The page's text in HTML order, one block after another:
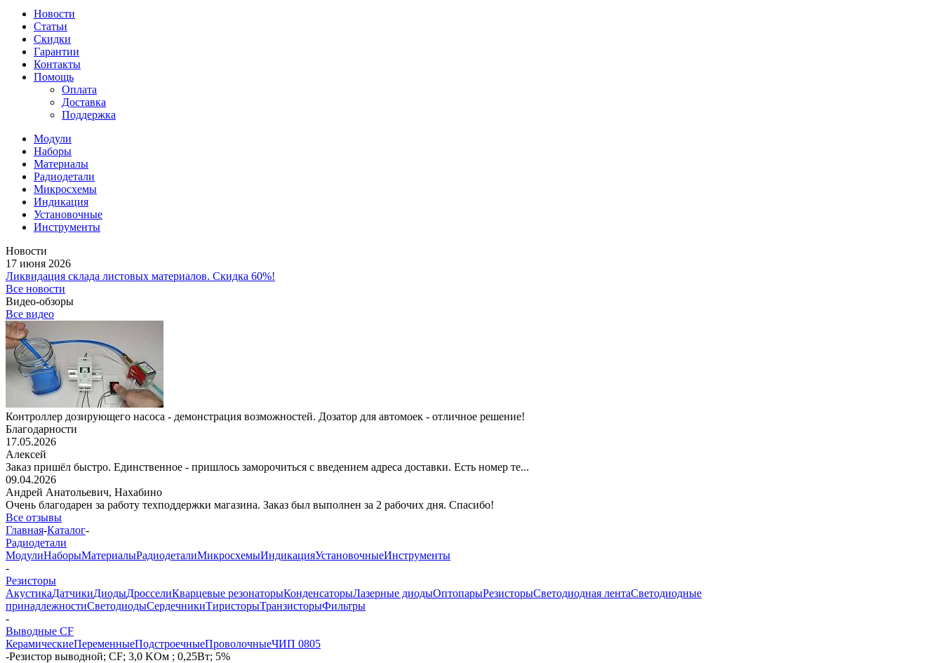
Новости
Статьи
Скидки
Гарантии
Контакты
Помощь
Оплата
Доставка
Поддержка
Модули
Наборы
Материалы
Радиодетали
Микросхемы
Индикация
Установочные
Инструменты
Новости
17 июня 2026
Ликвидация склада листовых материалов. Скидка 60%!
Все новости
Видео-обзоры
Все видео
Контроллер дозирующего насоса - демонстрация возможностей. Дозатор для автомоек - отличное решение!
Благодарности
17.05.2026
Алексей
Заказ пришёл быстро. Единственное - пришлось заморочиться с введением адреса доставки. Есть номер те...
09.04.2026
Андрей Анатольевич, Нахабино
Очень благодарен за работу техподдержки магазина. Заказ был выполнен за 2 рабочих дня. Спасибо!
Все отзывы
Главная-Каталог-
Радиодетали
МодулиНаборыМатериалыРадиодеталиМикросхемыИндикацияУстановочныеИнструменты
-
Резисторы
АкустикаДатчикиДиодыДросселиКварцевые резонаторыКонденсаторыЛазерные диодыОптопарыРезисторыСветодиодная лентаСветодиодные
принадлежностиСветодиодыСердечникиТиристорыТранзисторыФильтры
-
Выводные CF
КерамическиеПеременныеПодстроечныеПроволочныеЧИП 0805
-Резистор выводной; CF; 3,0 KОм ; 0,25Вт; 5%